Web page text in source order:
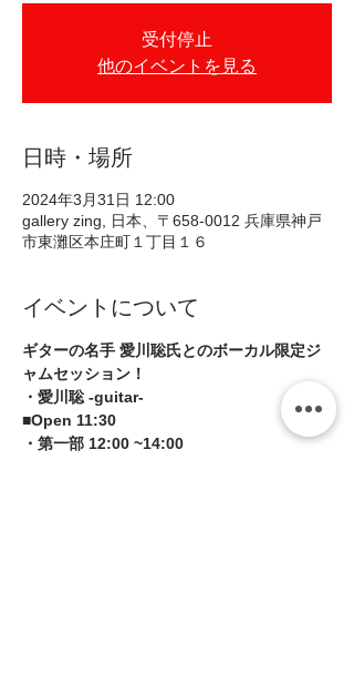
受付停止
他のイベントを見る
日時・場所
2024年3月31日 12:00
gallery zing, 日本、〒658-0012 兵庫県神戸
市東灘区本庄町１丁目１６
イベントについて
ギターの名手 愛川聡氏とのボーカル限定ジ
ャムセッション！
・愛川聡 -guitar-
■Open 11:30
・第一部 12:00 ~14:00